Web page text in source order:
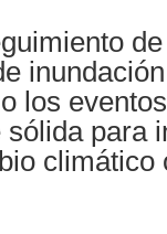
los
para
climático